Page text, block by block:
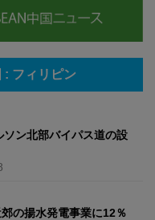
: フィリピン
ソン北部バイパス道の設
の揚水発電事業に12％